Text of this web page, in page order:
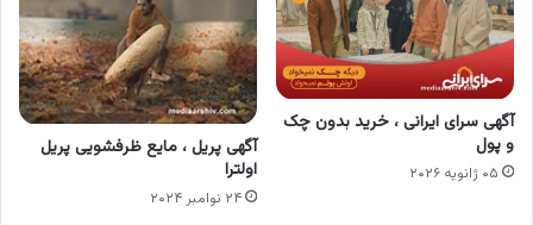
آگهی سرای ایرانی ، خرید بدون چک
و پول
۰۵ ژانویه ۲۰۲۶
آگهی پریل ، مایع ظرفشویی پریل
اولترا
۲۴ نوامبر ۲۰۲۴